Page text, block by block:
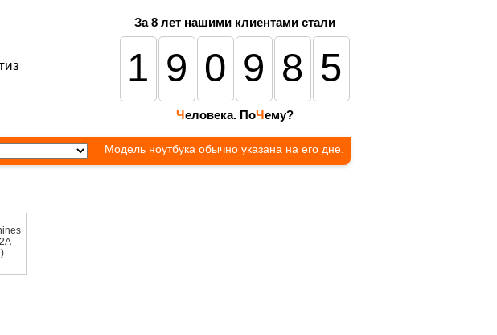
За 8 лет нашими клиентами стали
190985
Человека. ПоЧему?
Модель ноутбука обычно указана на его дне.